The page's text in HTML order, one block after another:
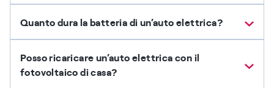
Quanto dura la batteria di un’auto elettrica?
Posso ricaricare un’auto elettrica con il
fotovoltaico di casa?